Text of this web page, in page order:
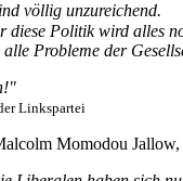
völlig unzureichend.
diese Politik wird alles
Probleme der
Linkspartei
Momodou Jallow,